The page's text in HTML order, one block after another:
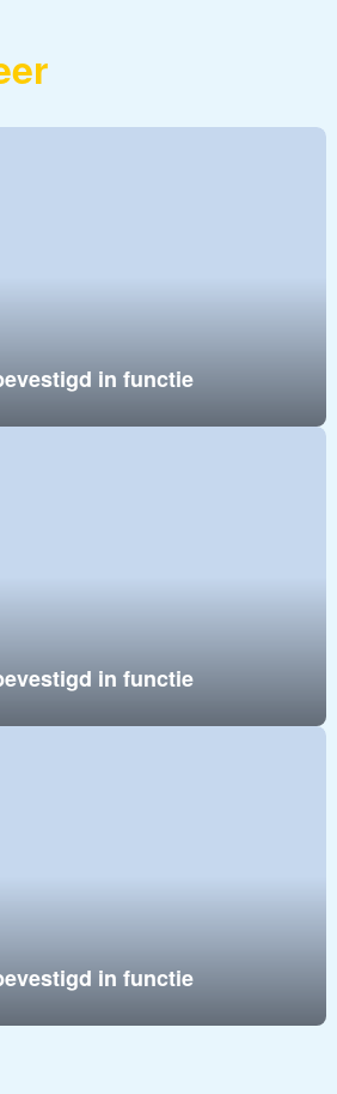
in functie
in functie
in functie